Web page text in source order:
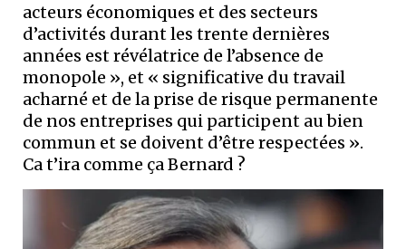
acteurs économiques et des secteurs
d’activités durant les trente dernières
années est révélatrice de l’absence de
monopole », et « significative du travail
acharné et de la prise de risque permanente
de nos entreprises qui participent au bien
commun et se doivent d’être respectées ».
Ca t’ira comme ça Bernard ?